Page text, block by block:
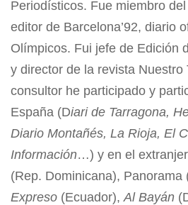
Periodísticos. Fue miembro
editor de Barcelona’92, diario
Olímpicos. Fui jefe de Edición
y director de la revista Nuestro
consultor he participado y
España (Diari de Tarragona,
Diario Montañés, La Rioja, El
Información…) y en el
(Rep. Dominicana), Panorama
Expreso (Ecuador), Al Bayán